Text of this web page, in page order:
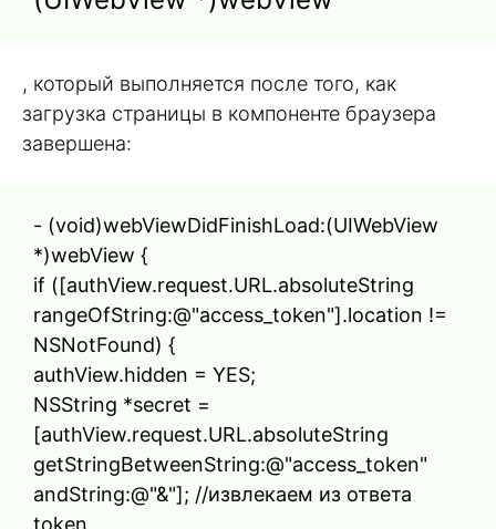
, который выполняется после того, как
загрузка страницы в компоненте браузера
завершена:
- (void)webViewDidFinishLoad:(UIWebView
*)webView {
if ([authView.request.URL.absoluteString
rangeOfString:@"access_token"].location !=
NSNotFound) {
authView.hidden = YES;
NSString *secret =
[authView.request.URL.absoluteString
getStringBetweenString:@"access_token"
andString:@"&"]; //извлекаем из ответа
token